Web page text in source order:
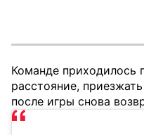
Команде приходилось
расстояние,
после игры снова